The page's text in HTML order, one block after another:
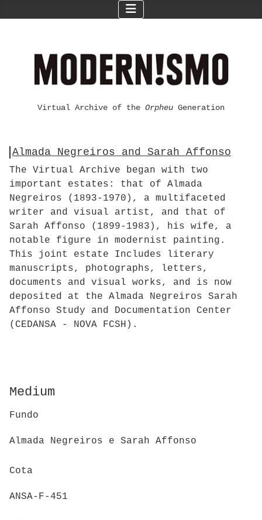
Virtual Archive of the Orpheu Generation
Almada Negreiros and Sarah Affonso
The Virtual Archive began with two
important estates: that of Almada
Negreiros (1893-1970), a multifaceted
writer and visual artist, and that of
Sarah Affonso (1899-1983), his wife, a
notable figure in modernist painting.
This joint estate Includes literary
manuscripts, photographs, letters,
documents and visual works, and is now
deposited at the Almada Negreiros Sarah
Affonso Study and Documentation Center
(CEDANSA - NOVA FCSH).
Medium
Fundo
Almada Negreiros e Sarah Affonso
Cota
ANSA-F-451